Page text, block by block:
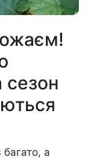
сезон
багато, а